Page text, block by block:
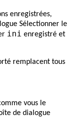
enregistrées,
Sélectionner le
ini enregistré et
remplacent tous
vous le
de dialogue